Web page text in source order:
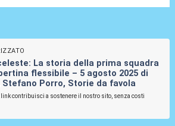
La storia della prima squadra
flessibile – 5 agosto 2025 di
Stefano Porro, Storie da favola
contribuisci a sostenere il nostro sito, senza costi